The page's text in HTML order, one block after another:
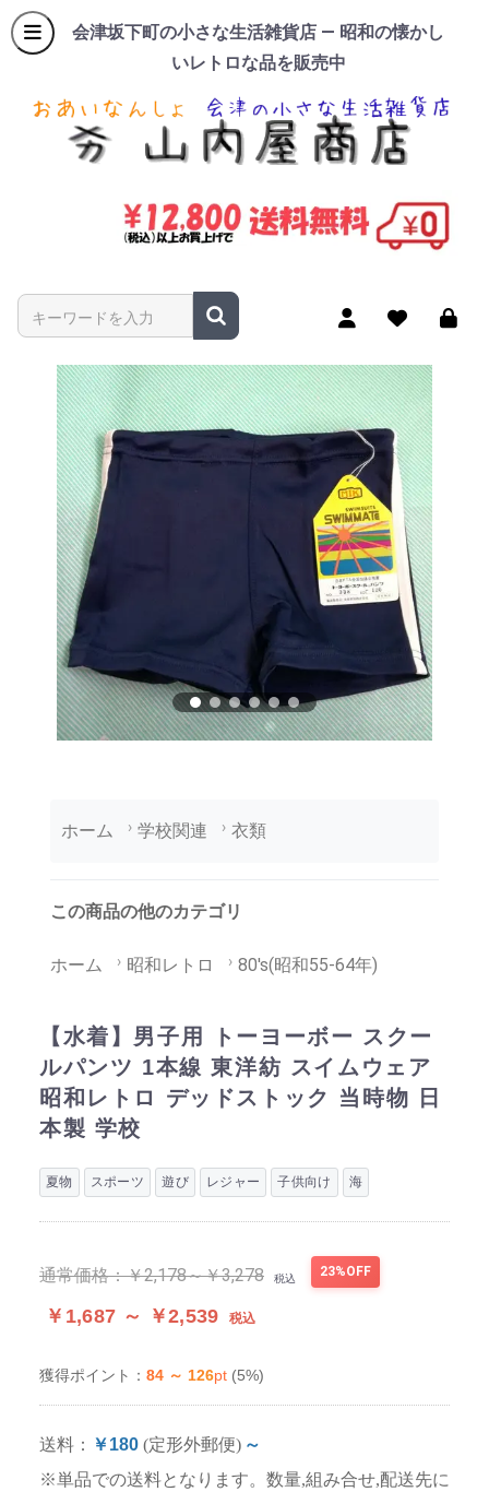
会津坂下町の小さな生活雑貨店 — 昭和の懐かし
いレトロな品を販売中
商品名やキーワードを入力
ホーム 学校関連 衣類
この商品の他のカテゴリ
ホーム 昭和レトロ 80's(昭和55-64年)
【水着】男子用 トーヨーボー スクー
ルパンツ 1本線 東洋紡 スイムウェア
昭和レトロ デッドストック 当時物 日
本製 学校
夏物 スポーツ 遊び レジャー 子供向け 海
通常価格：￥2,178～￥3,278 税込 23%OFF
￥1,687 ～ ￥2,539 税込
獲得ポイント： 84 ～ 126pt (5%)
送料： ￥180 (定形外郵便) ～
※単品での送料となります。数量,組み合せ,配送先に